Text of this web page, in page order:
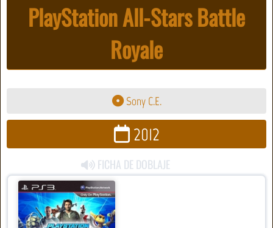
PlayStation All-Stars Battle
Royale
Sony C.E.
2012
FICHA DE DOBLAJE